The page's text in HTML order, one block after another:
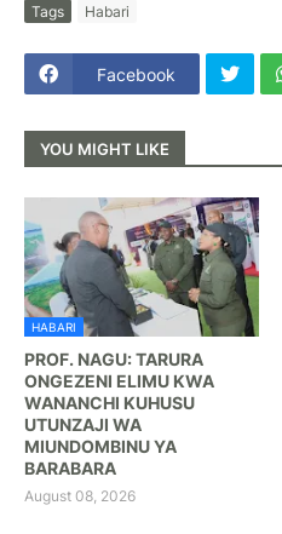
Tags Habari
Facebook
YOU MIGHT LIKE
HABARI
PROF. NAGU: TARURA
ONGEZENI ELIMU KWA
WANANCHI KUHUSU
UTUNZAJI WA
MIUNDOMBINU YA
BARABARA ‎
August 08, 2026